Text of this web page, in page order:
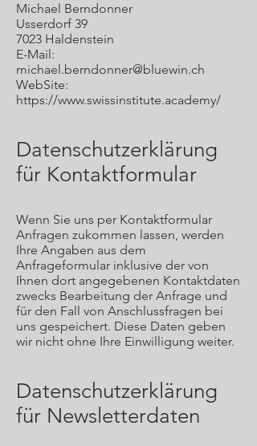
Michael Berndonner
Usserdorf 39
7023 Haldenstein
E-Mail:
michael.berndonner@bluewin.ch
WebSite:
https://www.swissinstitute.academy/
Datenschutzerklärung
für Kontaktformular
Wenn Sie uns per Kontaktformular
Anfragen zukommen lassen, werden
Ihre Angaben aus dem
Anfrageformular inklusive der von
Ihnen dort angegebenen Kontaktdaten
zwecks Bearbeitung der Anfrage und
für den Fall von Anschlussfragen bei
uns gespeichert. Diese Daten geben
wir nicht ohne Ihre Einwilligung weiter.
Datenschutzerklärung
für Newsletterdaten